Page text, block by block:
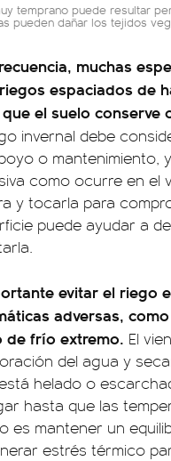
temprano puede resultar
pueden dañar los tejidos
muchas
espaciados de
el suelo conserve
invernal debe
o mantenimiento,
como ocurre en el
y tocarla para
puede ayudar a
evitar el riego
adversas,
de frío extremo. El
del agua y
helado o
hasta que las
es mantener un
estrés térmico